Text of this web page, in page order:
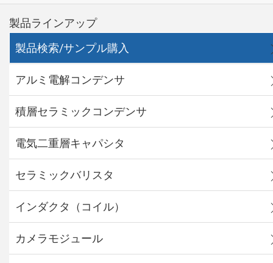
製品ラインアップ
製品検索/サンプル購入
アルミ電解コンデンサ
積層セラミックコンデンサ
電気二重層キャパシタ
セラミックバリスタ
インダクタ（コイル）
カメラモジュール